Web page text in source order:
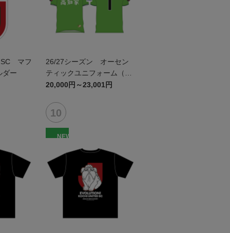
SC マフ
ダー
26/27シーズン オーセン
ティックユニフォーム（GK
1st）
20,000円～23,001円
NEW